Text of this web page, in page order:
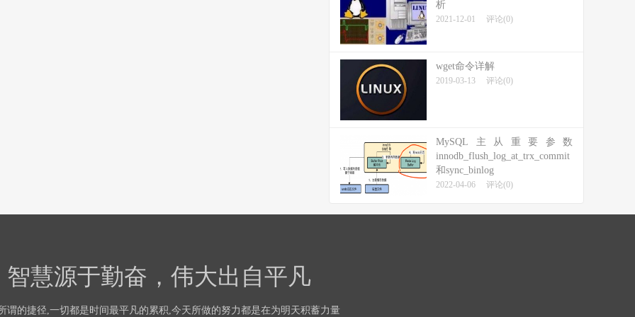
析
2021-12-01 评论(0)
wget命令详解
2019-03-13 评论(0)
MySQL主从重要参数
innodb_flush_log_at_trx_commit
和sync_binlog
2022-04-06 评论(0)
智慧源于勤奋，伟大出自平凡
谓的捷径,一切都是时间最平凡的累积,今天所做的努力都是在为明天积蓄力量